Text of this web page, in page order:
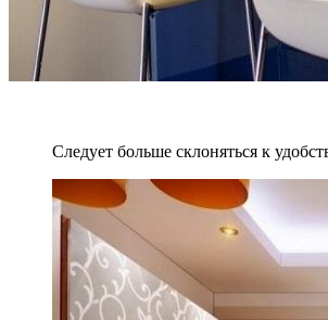
Следует больше склоняться к